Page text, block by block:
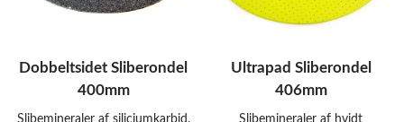
Dobbeltsidet Sliberondel
400mm
Slibemineraler af siliciumkarbid.
Ultrapad Sliberondel
406mm
Slibemineraler af hvidt